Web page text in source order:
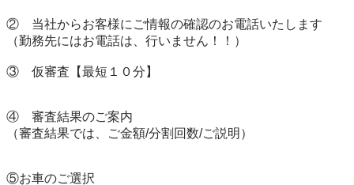
②　当社からお客様にご情報の確認のお電話いたします
（勤務先にはお電話は、行いません！！）
③　仮審査【最短１０分】
④　審査結果のご案内
（審査結果では、ご金額/分割回数/ご説明）
⑤お車のご選択